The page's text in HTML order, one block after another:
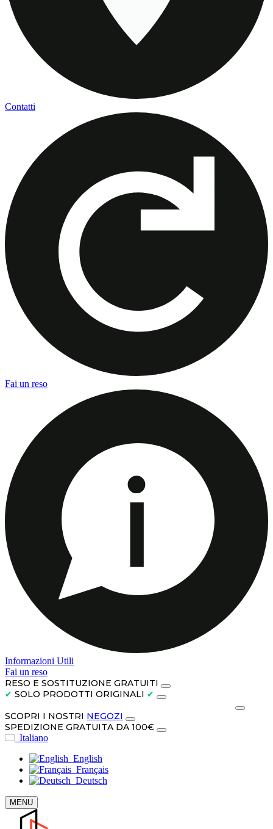
Contatti
Fai un reso
Informazioni Utili
Fai un reso
RESO E SOSTITUZIONE GRATUITI
✔ SOLO PRODOTTI ORIGINALI ✔
SCOPRI I NOSTRI NEGOZI
SPEDIZIONE GRATUITA DA 100€
Italiano
English
Français
Deutsch
MENU